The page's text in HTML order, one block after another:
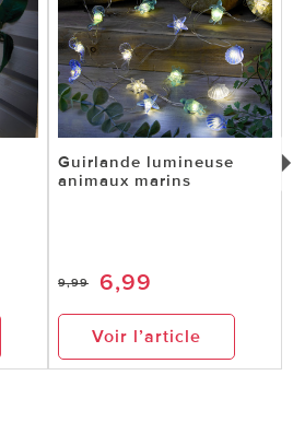
Guirlande lumineuse
animaux marins
9,99 6,99
Voir l’article